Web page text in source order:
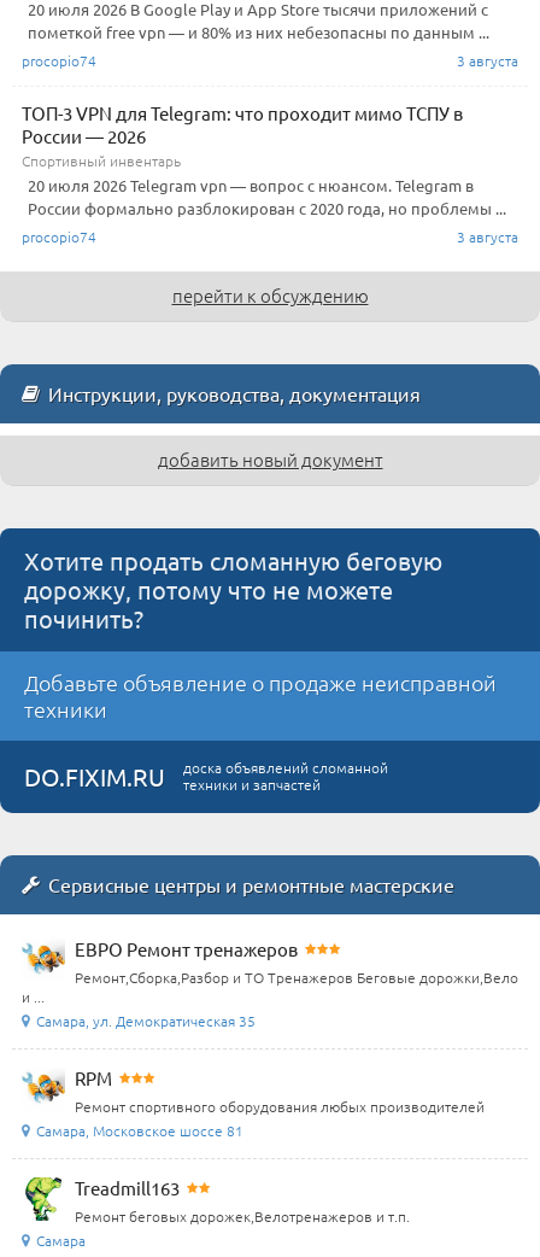
20 июля 2026 В Google Play и App Store тысячи приложений с
пометкой free vpn — и 80% из них небезопасны по данным ...
procopio74 3 августа
ТОП-3 VPN для Telegram: что проходит мимо ТСПУ в
России — 2026
Спортивный инвентарь
20 июля 2026 Telegram vpn — вопрос с нюансом. Telegram в
России формально разблокирован с 2020 года, но проблемы ...
procopio74 3 августа
перейти к обсуждению
Инструкции, руководства, документация
добавить новый документ
Хотите продать сломанную беговую
дорожку, потому что не можете
починить?
Добавьте объявление о продаже неисправной
техники
DO.FIXIM.RU
доска объявлений сломанной
техники и запчастей
Сервисные центры и ремонтные мастерские
ЕВРО Ремонт тренажеров
Ремонт,Сборка,Разбор и ТО Тренажеров Беговые дорожки,Вело
и ...
Самара, ул. Демократическая 35
RPM
Ремонт спортивного оборудования любых производителей
Самара, Московское шоссе 81
Treadmill163
Ремонт беговых дорожек,Велотренажеров и т.п.
Самара